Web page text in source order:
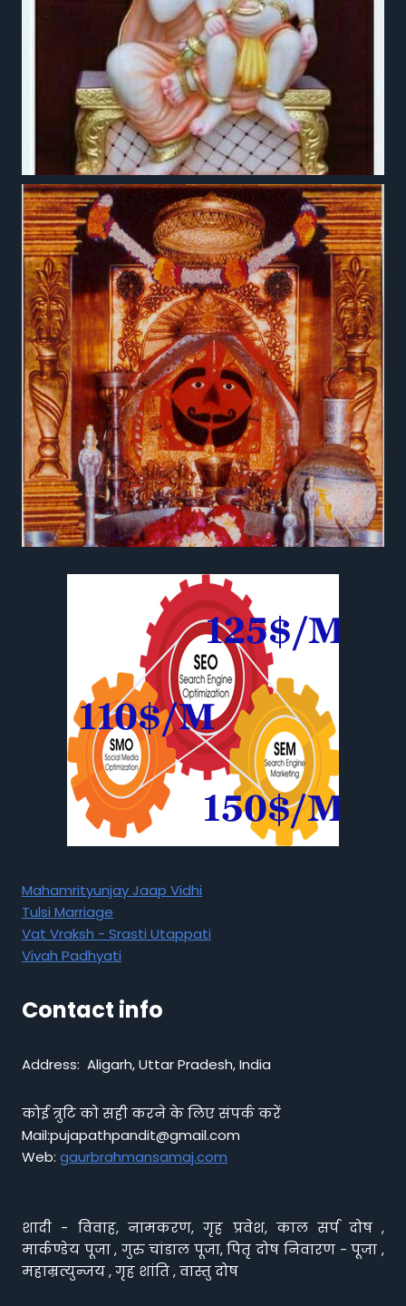
Mahamrityunjay Jaap Vidhi
Tulsi Marriage
Vat Vraksh - Srasti Utappati
Vivah Padhyati
Contact info
Address: Aligarh, Uttar Pradesh, India
कोई त्रुटि को सही करने के लिए संपर्क करें
Mail:pujapathpandit@gmail.com
Web: gaurbrahmansamaj.com
शादी - विवाह, नामकरण, गृह प्रवेश, काल सर्प दोष ,
मार्कण्डेय पूजा , गुरु चांडाल पूजा, पितृ दोष निवारण - पूजा ,
महाम्रत्युन्जय , गृह शांति , वास्तु दोष